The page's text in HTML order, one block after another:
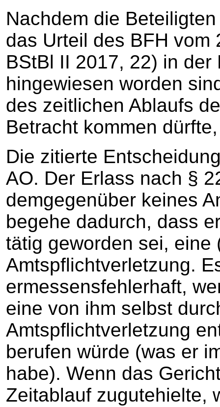
Nachdem die
das Urteil des BFH vom
BStBl II 2017, 22) in der
hingewiesen worden
des zeitlichen Ablaufs
Betracht kommen
Die zitierte
AO. Der Erlass nach §
demgegenüber keines
begehe dadurch, dass
tätig geworden sei, eine
Amtspflichtverletzung.
ermessensfehlerhaft,
eine von ihm selbst
Amtspflichtverletzung
berufen würde (was er
habe). Wenn das
Zeitablauf zugutehielte,